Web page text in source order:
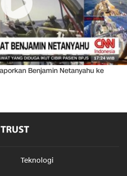
Benjamin Netanyahu ke
Teknologi